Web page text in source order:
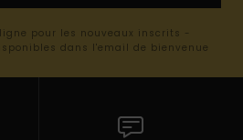
pour les nouveaux inscrits -
dans l'email de bienvenue